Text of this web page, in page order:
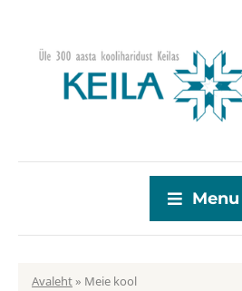
Menu
Avaleht» Meie kool